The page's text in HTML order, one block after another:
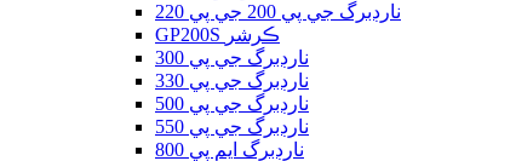
نارڊبرگ جي پي 200 جي پي 220
GP200S ڪرشر
نارڊبرگ جي پي 300
نارڊبرگ جي پي 330
نارڊبرگ جي پي 500
نارڊبرگ جي پي 550
نارڊبرگ ايم پي 800